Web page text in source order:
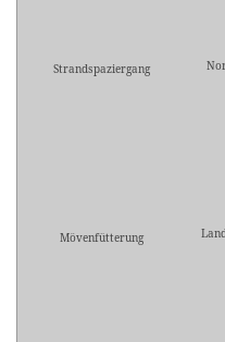
Strandspaziergang
Mövenfütterung